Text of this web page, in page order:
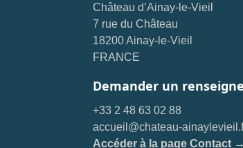
Château d’Ainay-le-Vieil
7 rue du Château
18200 Ainay-le-Vieil
FRANCE
Demander un
+33 2 48 63 02 88
accueil@chateau-
Accéder à la page Contact →